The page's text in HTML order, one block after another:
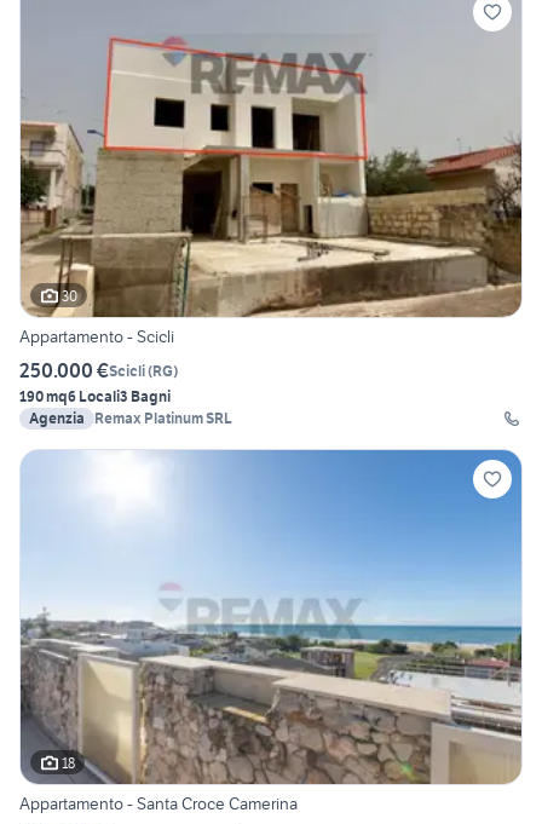
30
Appartamento - Scicli
250.000 €Scicli(RG)
190 mq6 Locali3 Bagni
Agenzia
Remax Platinum SRL
18
Appartamento - Santa Croce Camerina